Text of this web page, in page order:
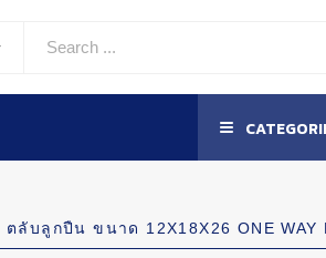
ตลับลูกปืน ขนาด 12X18X26 ONE WAY